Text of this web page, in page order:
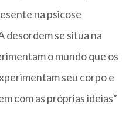
na psicose
desordem se situa na
o mundo que os
seu corpo e
com as próprias ideias”